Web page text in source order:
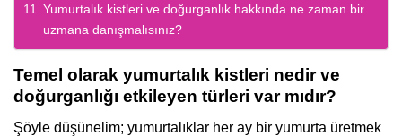
Yumurtalık kistleri ve doğurganlık hakkında ne zaman bir
uzmana danışmalısınız?
Temel olarak yumurtalık kistleri nedir ve
doğurganlığı etkileyen türleri var mıdır?
Şöyle düşünelim; yumurtalıklar her ay bir yumurta üretmek